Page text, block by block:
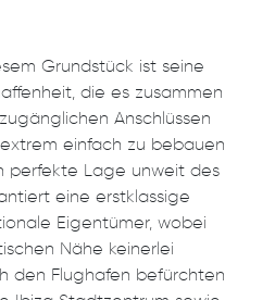
Grundstück ist seine
die es zusammen
Anschlüssen
einfach zu bebauen
perfekte Lage unweit des
eine erstklassige
Eigentümer, wobei
Nähe keinerlei
den Flughafen befürchten